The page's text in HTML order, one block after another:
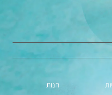
חנות